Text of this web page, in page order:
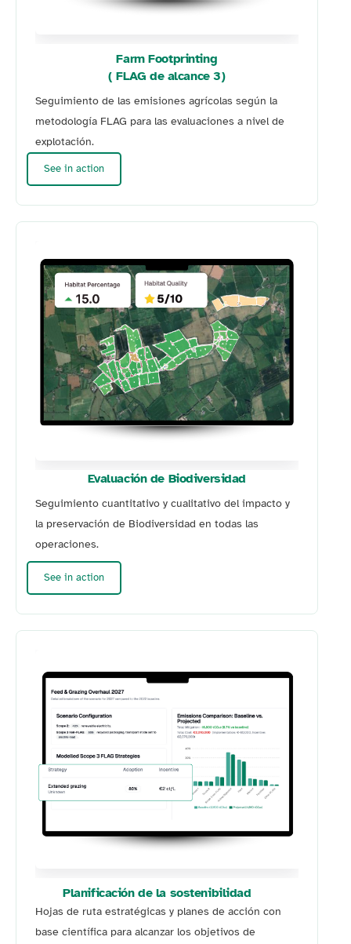
Farm Footprinting
( FLAG de alcance 3)
Seguimiento de las emisiones agrícolas según la
metodología FLAG para las evaluaciones a nivel de
explotación.
See in action
Evaluación de Biodiversidad
Seguimiento cuantitativo y cualitativo del impacto y
la preservación de Biodiversidad en todas las
operaciones.
See in action
Planificación de la sostenibilidad
Hojas de ruta estratégicas y planes de acción con
base científica para alcanzar los objetivos de